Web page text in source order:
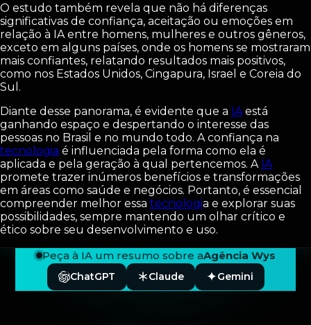
O estudo também revela que não há diferenças
significativas de confiança, aceitação ou emoções em
relação à IA entre homens, mulheres e outros gêneros,
exceto em alguns países, onde os homens se mostraram
mais confiantes, relatando resultados mais positivos,
como nos Estados Unidos, Cingapura, Israel e Coreia do
Sul.
Diante desse panorama, é evidente que a IAestá
ganhando espaço e despertando o interesse das
pessoas no Brasil e no mundo todo. A confiança na
tecnologia é influenciada pela forma como ela é
aplicada e pela geração à qual pertencemos. A IA
promete trazer inúmeros benefícios e transformações
em áreas como saúde e negócios. Portanto, é essencial
compreender melhor essa tecnologia e explorar suas
possibilidades, sempre mantendo um olhar crítico e
ético sobre seu desenvolvimento e uso.
Peça à IA um resumo sobre aAgência Wys
ChatGPT Claude Gemini